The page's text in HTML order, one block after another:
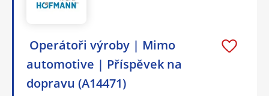
️ Operátoři výroby | Mimo
automotive | Příspěvek na
dopravu (A14471)